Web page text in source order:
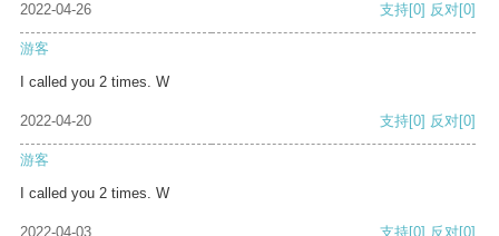
2022-04-26 支持[0] 反对[0]
游客
I called you 2 times. W
2022-04-20 支持[0] 反对[0]
游客
I called you 2 times. W
2022-04-03 支持[0] 反对[0]